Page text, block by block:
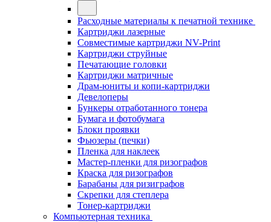
Расходные материалы к печатной технике
Картриджи лазерные
Совместимые картриджи NV-Print
Картриджи струйные
Печатающие головки
Картриджи матричные
Драм-юниты и копи-картриджи
Девелоперы
Бункеры отработанного тонера
Бумага и фотобумага
Блоки проявки
Фьюзеры (печки)
Пленка для наклеек
Мастер-пленки для ризографов
Краска для ризографов
Барабаны для ризиграфов
Скрепки для степлера
Тонер-картриджи
Компьютерная техника